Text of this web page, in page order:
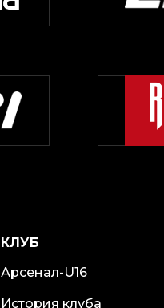
КЛУБ
Арсенал-U16
История клуба